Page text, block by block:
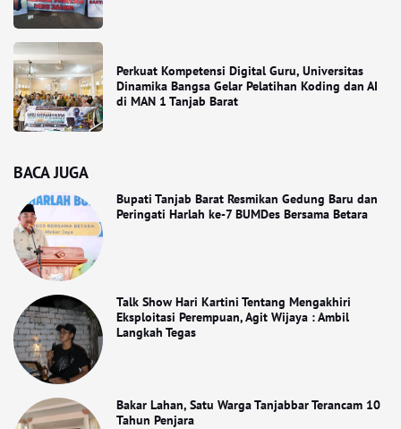
Perkuat Kompetensi Digital Guru, Universitas
Dinamika Bangsa Gelar Pelatihan Koding dan AI
di MAN 1 Tanjab Barat
BACA JUGA
Bupati Tanjab Barat Resmikan Gedung Baru dan
Peringati Harlah ke-7 BUMDes Bersama Betara
Talk Show Hari Kartini Tentang Mengakhiri
Eksploitasi Perempuan, Agit Wijaya : Ambil
Langkah Tegas
Bakar Lahan, Satu Warga Tanjabbar Terancam 10
Tahun Penjara